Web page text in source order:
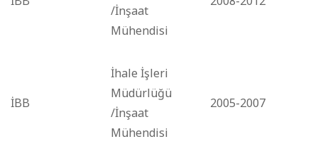
/İnşaat
Mühendisi
İBB
İhale İşleri
Müdürlüğü
/İnşaat
Mühendisi
2005-2007